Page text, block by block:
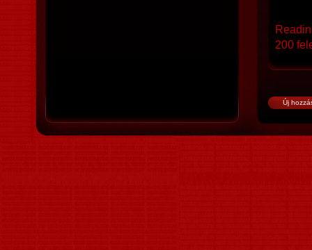
200